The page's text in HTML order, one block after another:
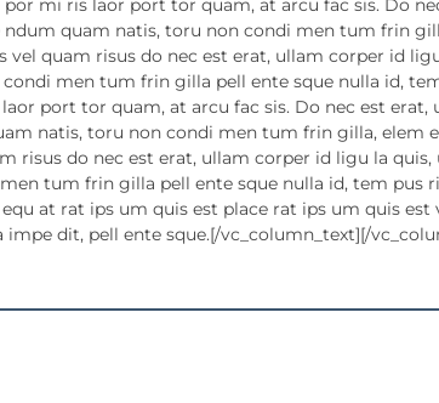
mi ris laor port tor quam, at arcu fac sis. Do
ndum quam natis, toru non condi men tum frin
vel quam risus do nec est erat, ullam corper id
men tum frin gilla pell ente sque nulla id,
port tor quam, at arcu fac sis. Do nec est erat,
natis, toru non condi men tum frin gilla, elem
risus do nec est erat, ullam corper id ligu la
tum frin gilla pell ente sque nulla id, tem pus
at rat ips um quis est place rat ips um quis est
dit, pell ente sque.[/vc_column_text][/